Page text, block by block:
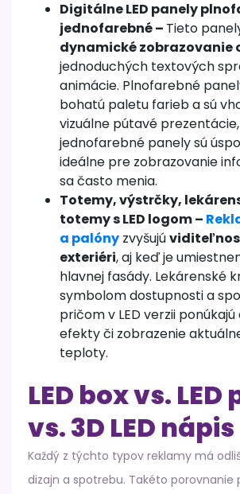
Digitálne LED panely
jednofarebné – Tieto
dynamické zobrazovanie
jednoduchých textových
animácie. Plnofarebné
bohatú paletu farieb a sú
vizuálne pútavé
jednofarebné panely sú
ideálne pre zobrazovanie
sa často menia.
Totemy, výstrčky,
totemy s LED logom –
a palóny zvyšujú
exteriéri, aj keď je
hlavnej fasády. Lekárenské
symbolom dostupnosti a
pričom v LED verzii
efekty či zobrazenie
teploty.
LED box vs. LED
vs. 3D LED nápis
Každý z týchto typov reklamy má
dizajn a spotrebu. Takéto porovnanie